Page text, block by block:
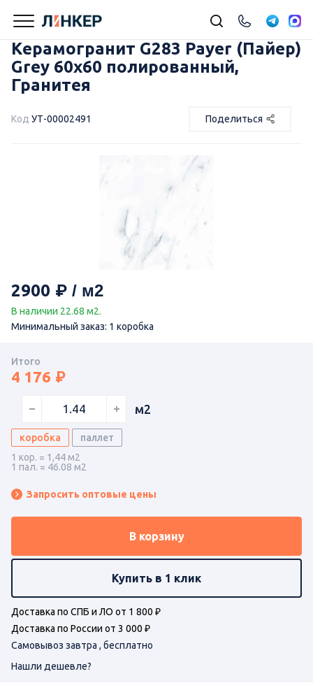
Керамогранит G283 Payer (Пайер)
Grey 60х60 полированный,
Гранитея
Код УТ-00002491 Поделиться
2900
В наличии 22.68 м2.
Минимальный заказ: 1 коробка
Итого
4 176
м2
коробка
паллет
1 кор. = 1,44 м2
1 пал. = 46.08 м2
Запросить оптовые цены
В корзину
Купить в 1 клик
Доставка по СПБ и ЛО от 1 800 ₽
Доставка по России от 3 000 ₽
Самовывоз завтра , бесплатно
Нашли дешевле?